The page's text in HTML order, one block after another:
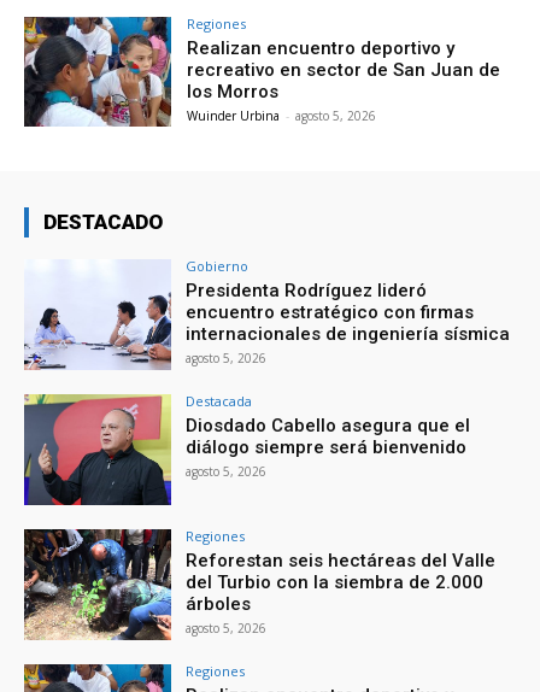
Regiones
Realizan encuentro deportivo y
recreativo en sector de San Juan de
los Morros
Wuinder Urbina - agosto 5, 2026
DESTACADO
Gobierno
Presidenta Rodríguez lideró
encuentro estratégico con firmas
internacionales de ingeniería sísmica
agosto 5, 2026
Destacada
Diosdado Cabello asegura que el
diálogo siempre será bienvenido
agosto 5, 2026
Regiones
Reforestan seis hectáreas del Valle
del Turbio con la siembra de 2.000
árboles
agosto 5, 2026
Regiones